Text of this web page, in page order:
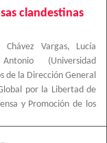
clandestinas
Chávez Vargas, Lucía
(Universidad
de la Dirección General
por la Libertad de
y Promoción de los